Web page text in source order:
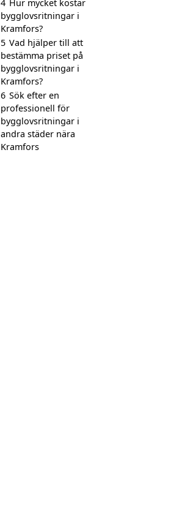
4 Hur mycket kostar
bygglovsritningar i
Kramfors?
5 Vad hjälper till att
bestämma priset på
bygglovsritningar i
Kramfors?
6 Sök efter en
professionell för
bygglovsritningar i
andra städer nära
Kramfors